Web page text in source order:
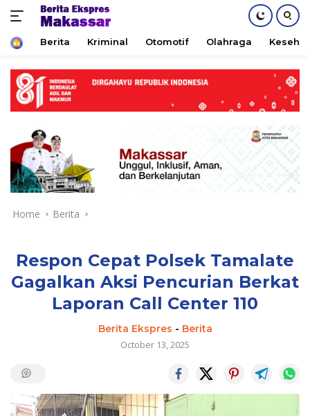
content
HomeBerita Kriminal Otomotif Olahraga
Home Berita
Respon Cepat Polsek Tamalate
Gagalkan Aksi Pencurian Berkat
Laporan Call Center 110
Berita Ekspres - Berita
October 13, 2025